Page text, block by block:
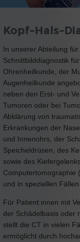
Kopf-Hals-
In unserer Abteilung
Schnittbilddiagnostik
Ohrenheilkunde, der
Augenheilkunde
neben den Erst- und
Tumoren oder bei
Abklärung von
Erkrankungen der
und Innenohrs, der
Speicheldrüsen, des
sowie des
Computertomographie
und in speziellen
Für Patient:innen mit
der Schädelbasis oder
stellt die CT in vielen
ermöglicht durch